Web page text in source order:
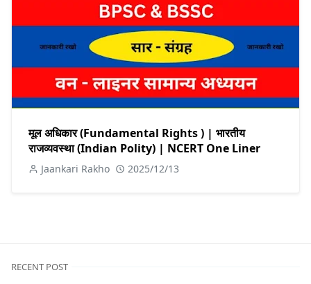
मूल अधिकार (Fundamental Rights ) | भारतीय
राजव्यवस्था (Indian Polity) | NCERT One Liner
Jaankari Rakho 2025/12/13
RECENT POST